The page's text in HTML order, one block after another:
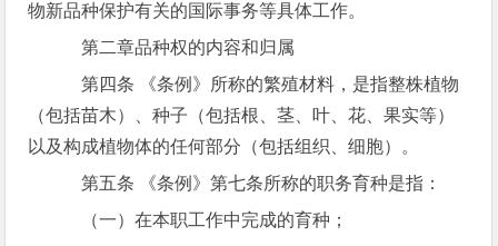
物新品种保护有关的国际事务等具体工作。
第二章品种权的内容和归属
第四条 《条例》所称的繁殖材料，是指整株植物
（包括苗木）、种子（包括根、茎、叶、花、果实等）
以及构成植物体的任何部分（包括组织、细胞）。
第五条 《条例》第七条所称的职务育种是指：
（一）在本职工作中完成的育种；